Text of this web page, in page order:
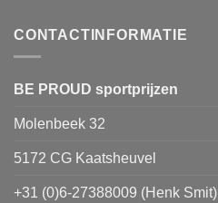
CONTACTINFORMATIE
BE PROUD sportprijzen
Molenbeek 32
5172 CG Kaatsheuvel
+31 (0)6-27388009 (Henk Smit)